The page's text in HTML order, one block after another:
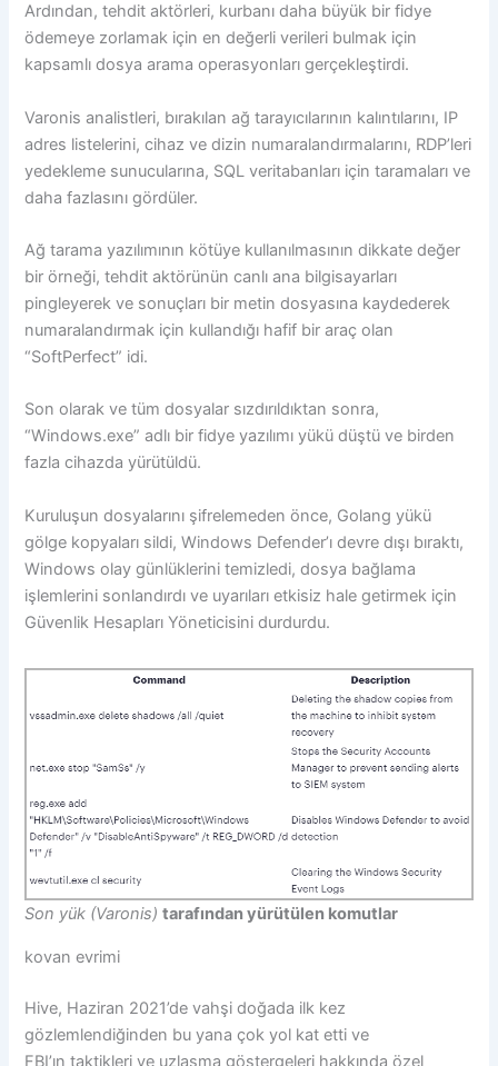
Ardından, tehdit aktörleri, kurbanı daha büyük bir fidye
ödemeye zorlamak için en değerli verileri bulmak için
kapsamlı dosya arama operasyonları gerçekleştirdi.
Varonis analistleri, bırakılan ağ tarayıcılarının kalıntılarını, IP
adres listelerini, cihaz ve dizin numaralandırmalarını, RDP’leri
yedekleme sunucularına, SQL veritabanları için taramaları ve
daha fazlasını gördüler.
Ağ tarama yazılımının kötüye kullanılmasının dikkate değer
bir örneği, tehdit aktörünün canlı ana bilgisayarları
pingleyerek ve sonuçları bir metin dosyasına kaydederek
numaralandırmak için kullandığı hafif bir araç olan
“SoftPerfect” idi.
Son olarak ve tüm dosyalar sızdırıldıktan sonra,
“Windows.exe” adlı bir fidye yazılımı yükü düştü ve birden
fazla cihazda yürütüldü.
Kuruluşun dosyalarını şifrelemeden önce, Golang yükü
gölge kopyaları sildi, Windows Defender’ı devre dışı bıraktı,
Windows olay günlüklerini temizledi, dosya bağlama
işlemlerini sonlandırdı ve uyarıları etkisiz hale getirmek için
Güvenlik Hesapları Yöneticisini durdurdu.
Son yük (Varonis)tarafından yürütülen komutlar
kovan evrimi
Hive, Haziran 2021’de vahşi doğada ilk kez
gözlemlendiğinden bu yana çok yol kat etti ve
FBI’ın taktikleri ve uzlaşma göstergeleri hakkında özel